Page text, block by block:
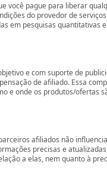
você pague para liberar
do provedor de
em pesquisas
e com suporte de
de afiliado. Essa
e onde os produtos/ofertas
afiliados não
precisas e
a elas, nem quanto à